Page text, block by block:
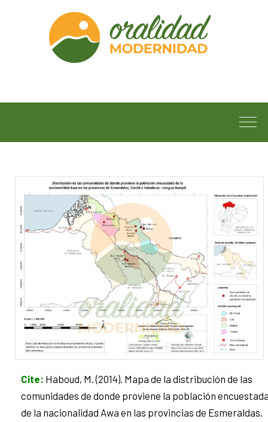
Cite: Haboud, M. (2014). Mapa de la distribución de las
comunidades de donde proviene la población
de la nacionalidad Awa en las provincias de Esmeraldas,